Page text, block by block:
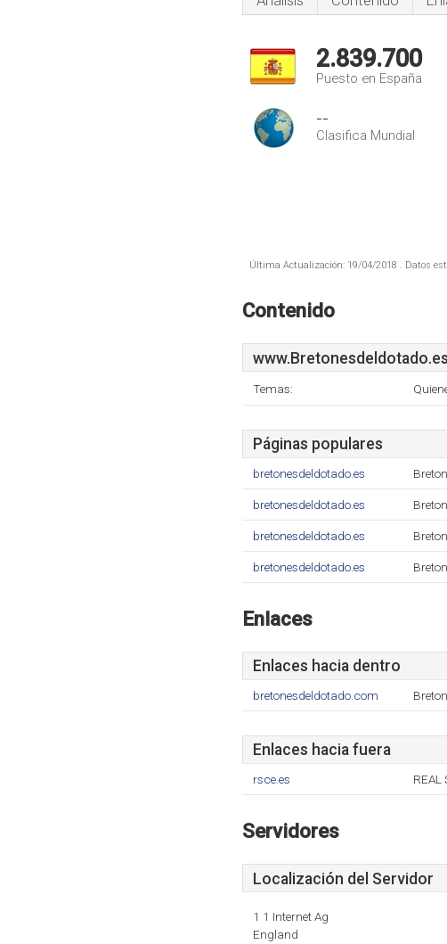
2.839.700
Puesto en España
--
Clasifica Mundial
Última Actualización: 19/04/2018 . Datos
Contenido
www.Bretonesdeldotado.es
Temas:
Páginas populares
bretonesdeldotado.es
bretonesdeldotado.es
bretonesdeldotado.es
bretonesdeldotado.es
Enlaces
Enlaces hacia dentro
bretonesdeldotado.com
Enlaces hacia fuera
rsce.es REAL
Servidores
Localización del Servidor
1 1 Internet Ag
England